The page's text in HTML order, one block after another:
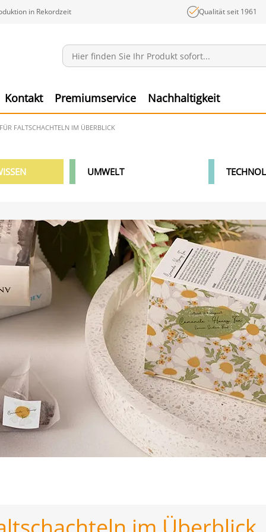
in Rekordzeit Qualität seit 1961
Kontakt Premiumservice Nachhaltigkeit
FALTSCHACHTELN IM ÜBERBLICK
UMWELT